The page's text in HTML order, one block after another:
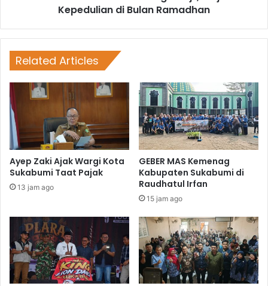
Kepedulian di Bulan Ramadhan
Related Articles
Ayep Zaki Ajak Wargi Kota
Sukabumi Taat Pajak
13 jam ago
GEBER MAS Kemenag
Kabupaten Sukabumi di
Raudhatul Irfan
15 jam ago